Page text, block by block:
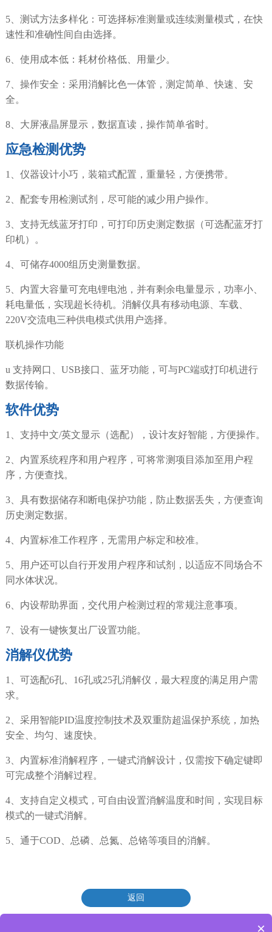
5、测试方法多样化：可选择标准测量或连续测量模式，在快
速性和准确性间自由选择。
6、使用成本低：耗材价格低、用量少。
7、操作安全：采用消解比色一体管，测定简单、快速、安
全。
8、大屏液晶屏显示，数据直读，操作简单省时。
应急检测优势
1、仪器设计小巧，装箱式配置，重量轻，方便携带。
2、配套专用检测试剂，尽可能的减少用户操作。
3、支持无线蓝牙打印，可打印历史测定数据（可选配蓝牙打
印机）。
4、可储存4000组历史测量数据。
5、内置大容量可充电锂电池，并有剩余电量显示，功率小、
耗电量低，实现超长待机。消解仪具有移动电源、车载、
220V交流电三种供电模式供用户选择。
联机操作功能
u 支持网口、USB接口、蓝牙功能，可与PC端或打印机进行
数据传输。
软件优势
1、支持中文/英文显示（选配），设计友好智能，方便操作。
2、内置系统程序和用户程序，可将常测项目添加至用户程
序，方便查找。
3、具有数据储存和断电保护功能，防止数据丢失，方便查询
历史测定数据。
4、内置标准工作程序，无需用户标定和校准。
5、用户还可以自行开发用户程序和试剂，以适应不同场合不
同水体状况。
6、内设帮助界面，交代用户检测过程的常规注意事项。
7、设有一键恢复出厂设置功能。
消解仪优势
1、可选配6孔、16孔或25孔消解仪，最大程度的满足用户需
求。
2、采用智能PID温度控制技术及双重防超温保护系统，加热
安全、均匀、速度快。
3、内置标准消解程序，一键式消解设计，仅需按下确定键即
可完成整个消解过程。
4、支持自定义模式，可自由设置消解温度和时间，实现目标
模式的一键式消解。
5、通于COD、总磷、总氮、总铬等项目的消解。
返回
×